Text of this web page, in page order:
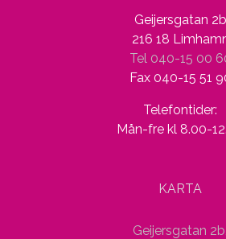
Geijersgatan 2b
216 18
Tel 040-15 00
Fax 040-15 51
Telefontider:
Mån-fre kl 8.00-
KARTA
Geijersgatan 2b,